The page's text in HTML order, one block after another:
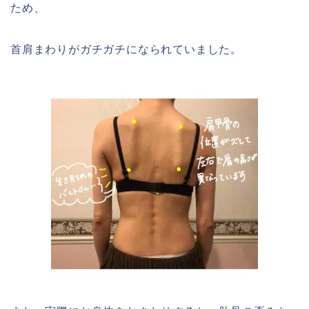
ため、
首肩まわりがガチガチになられていました。